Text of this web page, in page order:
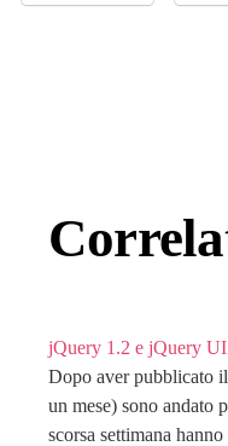
jQuery 1.2 e jQuery UI
Dopo aver pubblicato
un mese) sono andato
scorsa settimana